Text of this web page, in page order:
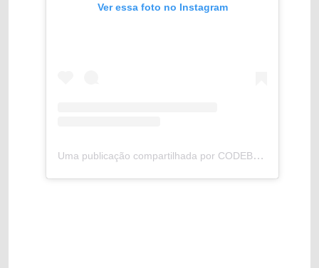
Ver essa foto no Instagram
Uma publicação compartilhada por CODEBA (@ciadocasba)